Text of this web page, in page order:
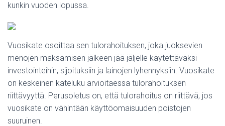
kunkin vuoden lopussa.
Vuosikate osoittaa sen tulorahoituksen, joka juoksevien
menojen maksamisen jälkeen jää jäljelle käytettäväksi
investointeihin, sijoituksiin ja lainojen lyhennyksiin. Vuosikate
on keskeinen kateluku arvioitaessa tulorahoituksen
riittävyyttä. Perusoletus on, että tulorahoitus on riittävä, jos
vuosikate on vähintään käyttöomaisuuden poistojen
suuruinen.